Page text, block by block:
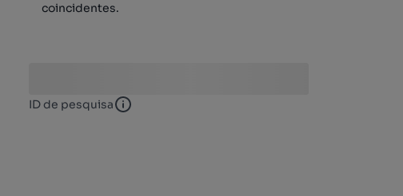
coincidentes.
ID de pesquisa ID de pesquisa